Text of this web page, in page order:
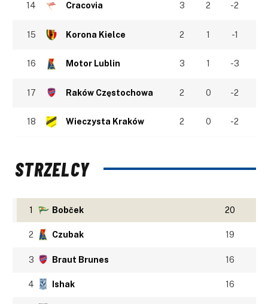
14 Cracovia 3 2 -2
15 Korona Kielce 2 1 -1
16 Motor Lublin 3 1 -3
17 Raków Częstochowa 2 0 -2
18 Wieczysta Kraków 2 0 -2
STRZELCY
1 Bobček 20
2 Czubak 19
3 Braut Brunes 16
4 Ishak 16